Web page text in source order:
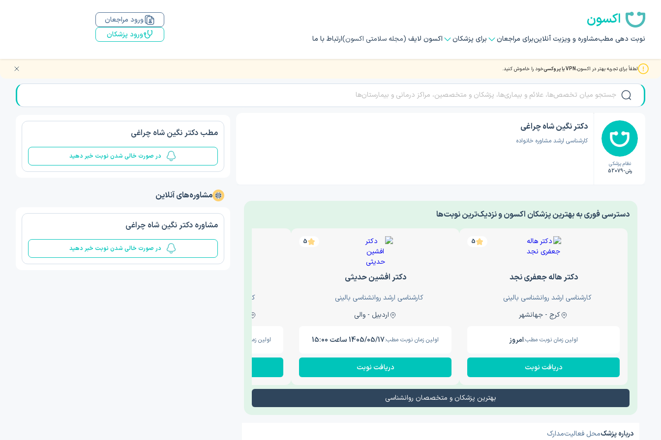
اکسون
نوبت دهی مطبمشاوره و ویزیت آنلاینبرای مراجعان برای پزشکان اکسون لایف (مجله سلامتی اکسون)ارتباط با ما
ورود مراجعان
ورود پزشکان
لطفاً برای تجربه بهتر در اکسون،VPN یا پروکسی خود را خاموش کنید. صفحه اصلی/دکتر روانشناسی/دکتر نگین شاه چراغی
نظام پزشکی
رش-52079
دکتر نگین شاه چراغی
کارشناسی ارشد مشاوره خانواده
5
دکتر هاله جعفری نجد
کارشناسی ارشد روانشناسی بالینی
کرج - جهانشهر
اولین زمان نوبت مطب:امروز
دریافت نوبت
5
دکتر افشین حدیثی
کارشناسی ارشد روانشناسی بالینی
اردبیل - والی
اولین زمان نوبت مطب:1405/05/17 ساعت 15:00
دریافت نوبت
5
کارشناسی ارشد روانشناسی بالینی
اولین زمان نوبت مطب:
بهترین پزشکان و متخصصان روانشناسی
درباره پزشکمحل فعالیتمدارک
مطب دکتر نگین شاه چراغی
در صورت خالی شدن نوبت خبر دهید
مشاوره‌های آنلاین
مشاوره دکتر نگین شاه چراغی
در صورت خالی شدن نوبت خبر دهید